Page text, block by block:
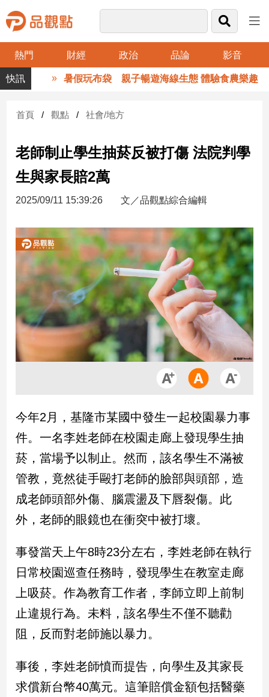
熱門 財經 政治 品論 影音
品
觀
財
台
財
新
產
經/
股
房
地
產
品
政
治
政
治
焦
品
觀
民
調
國
會
點
觀
暑假玩布袋 親子暢遊海線生態 體驗食農樂趣
首頁 觀點 社會/地方
老師制止學生抽菸反被打傷 法院判學
生與家長賠2萬
2025/09/11 15:39:26 文／品觀點綜合編輯
今年2月，基隆市某國中發生一起校園暴力事
件。一名李姓老師在校園走廊上發現學生抽
菸，當場予以制止。然而，該名學生不滿被
管教，竟然徒手毆打老師的臉部與頭部，造
成老師頭部外傷、腦震盪及下唇裂傷。此
外，老師的眼鏡也在衝突中被打壞。
事發當天上午8時23分左右，李姓老師在執行
日常校園巡查任務時，發現學生在教室走廊
上吸菸。作為教育工作者，李師立即上前制
止違規行為。未料，該名學生不僅不聽勸
阻，反而對老師施以暴力。
事後，李姓老師憤而提告，向學生及其家長
求償新台幣40萬元。這筆賠償金額包括醫藥